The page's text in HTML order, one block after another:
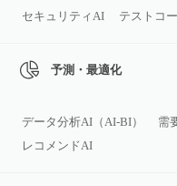
セキュリティAI
テストコ
予測・最適化
データ分析AI（AI‑BI） 需
レコメンドAI